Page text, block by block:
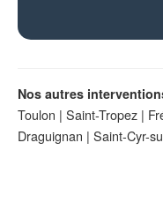
Nos autres
Toulon | Saint-Tropez |
Draguignan | Saint-Cyr-